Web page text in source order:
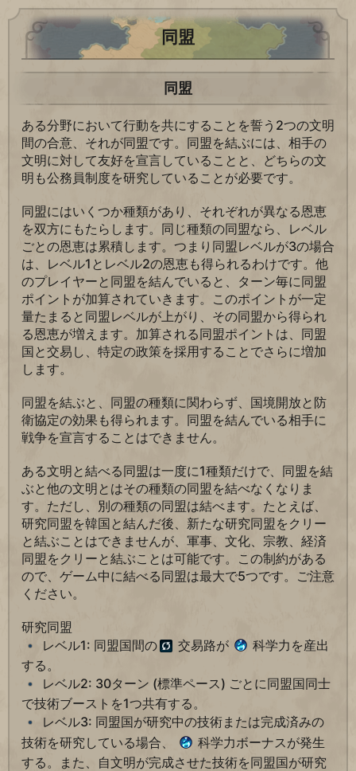
同盟
同盟
ある分野において行動を共にすることを誓う2つの文明
間の合意、それが同盟です。同盟を結ぶには、相手の
文明に対して友好を宣言していることと、どちらの文
明も公務員制度を研究していることが必要です。
同盟にはいくつか種類があり、それぞれが異なる恩恵
を双方にもたらします。同じ種類の同盟なら、レベル
ごとの恩恵は累積します。つまり同盟レベルが3の場合
は、レベル1とレベル2の恩恵も得られるわけです。他
のプレイヤーと同盟を結んでいると、ターン毎に同盟
ポイントが加算されていきます。このポイントが一定
量たまると同盟レベルが上がり、その同盟から得られ
る恩恵が増えます。加算される同盟ポイントは、同盟
国と交易し、特定の政策を採用することでさらに増加
します。
同盟を結ぶと、同盟の種類に関わらず、国境開放と防
衛協定の効果も得られます。同盟を結んでいる相手に
戦争を宣言することはできません。
ある文明と結べる同盟は一度に1種類だけで、同盟を結
ぶと他の文明とはその種類の同盟を結べなくなりま
す。ただし、別の種類の同盟は結べます。たとえば、
研究同盟を韓国と結んだ後、新たな研究同盟をクリー
と結ぶことはできませんが、軍事、文化、宗教、経済
同盟をクリーと結ぶことは可能です。この制約がある
ので、ゲーム中に結べる同盟は最大で5つです。ご注意
ください。
研究同盟
レベル1: 同盟国間の
交易路が
科学力を産出
する。
レベル2: 30ターン (標準ペース) ごとに同盟国同士
で技術ブーストを1つ共有する。
レベル3: 同盟国が研究中の技術または完成済みの
技術を研究している場合、
科学力ボーナスが発生
する。また、自文明が完成させた技術を同盟国が研究